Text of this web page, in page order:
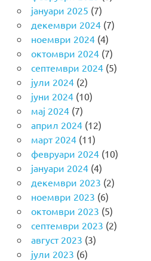
јануари 2025 (7)
декември 2024(7)
ноември 2024(4)
октомври 2024(7)
септември 2024(5)
јули 2024(2)
јуни 2024(10)
мај 2024(7)
април 2024(12)
март 2024(11)
февруари 2024(10)
јануари 2024(4)
декември 2023 (2)
ноември 2023 (6)
октомври 2023 (5)
септември 2023 (2)
август 2023 (3)
јули 2023 (6)